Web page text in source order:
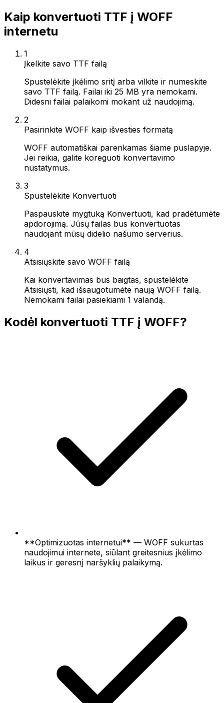
Kaip konvertuoti TTF į WOFF
internetu
1
Įkelkite savo TTF failą
Spustelėkite įkėlimo sritį arba vilkite ir numeskite
savo TTF failą. Failai iki 25 MB yra nemokami.
Didesni failai palaikomi mokant už naudojimą.
2
Pasirinkite WOFF kaip išvesties formatą
WOFF automatiškai parenkamas šiame puslapyje.
Jei reikia, galite koreguoti konvertavimo
nustatymus.
3
Spustelėkite Konvertuoti
Paspauskite mygtuką Konvertuoti, kad pradėtumėte
apdorojimą. Jūsų failas bus konvertuotas
naudojant mūsų didelio našumo serverius.
4
Atsisiųskite savo WOFF failą
Kai konvertavimas bus baigtas, spustelėkite
Atsisiųsti, kad išsaugotumėte naują WOFF failą.
Nemokami failai pasiekiami 1 valandą.
Kodėl konvertuoti TTF į WOFF?
**Optimizuotas internetui** — WOFF sukurtas
naudojimui internete, siūlant greitesnius įkėlimo
laikus ir geresnį naršyklių palaikymą.